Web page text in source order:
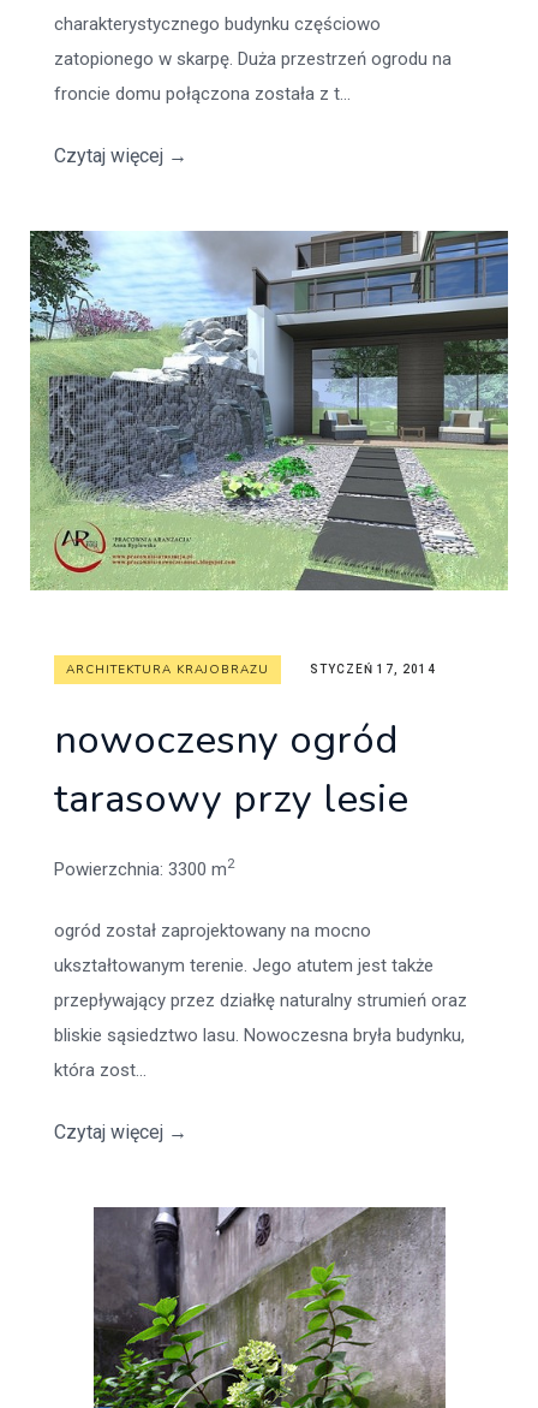
charakterystycznego budynku częściowo
zatopionego w skarpę. Duża przestrzeń ogrodu na
froncie domu połączona została z t...
Czytaj więcej →
ARCHITEKTURA KRAJOBRAZU STYCZEŃ 17, 2014
nowoczesny ogród
tarasowy przy lesie
Powierzchnia: 3300 m2
ogród został zaprojektowany na mocno
ukształtowanym terenie. Jego atutem jest także
przepływający przez działkę naturalny strumień oraz
bliskie sąsiedztwo lasu. Nowoczesna bryła budynku,
która zost...
Czytaj więcej →